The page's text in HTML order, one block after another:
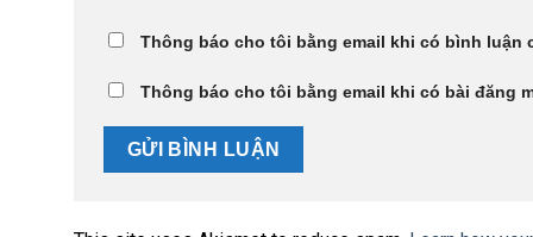
Thông báo cho tôi bằng email khi có bình luận
Thông báo cho tôi bằng email khi có bài đăng